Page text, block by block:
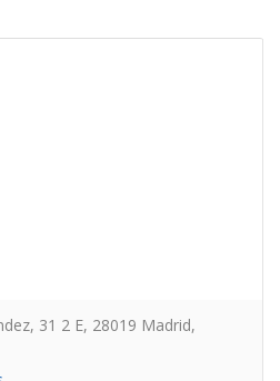
31 2 E, 28019 Madrid,